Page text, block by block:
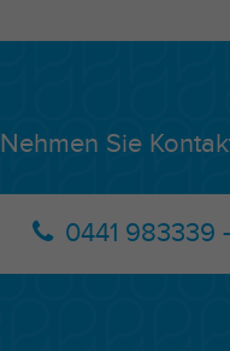
Nehmen Sie
0441 983339 -